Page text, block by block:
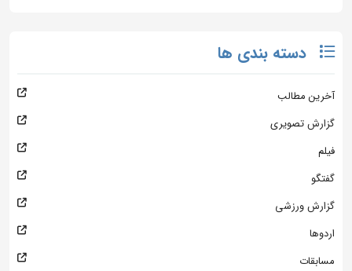
دسته بندی ها
آخرین مطالب
گزارش تصویری
فیلم
گفتگو
گزارش ورزشی
اردوها
مسابقات